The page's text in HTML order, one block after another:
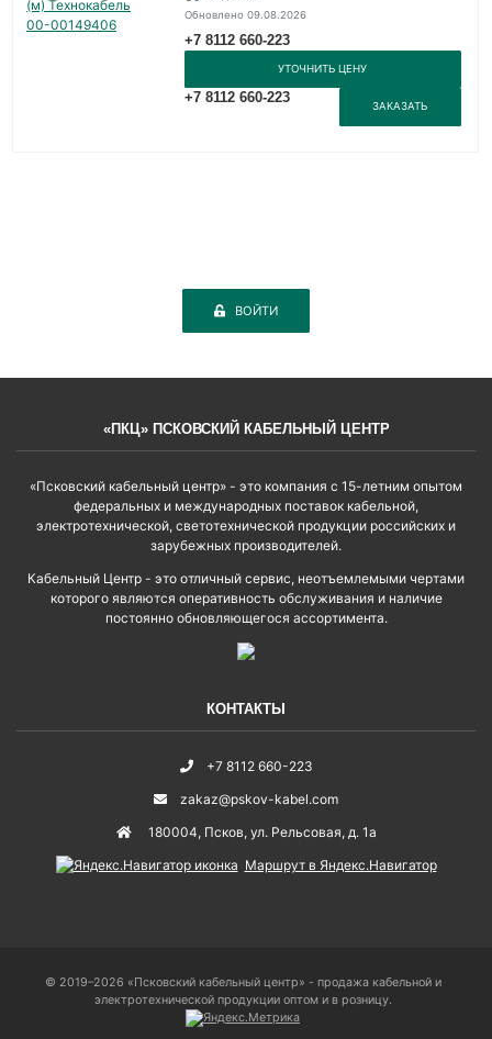
Обновлено 09.08.2026
+7 8112 660-223
УТОЧНИТЬ ЦЕНУ
+7 8112 660-223
ЗАКАЗАТЬ
ВОЙТИ
«ПКЦ» ПСКОВСКИЙ КАБЕЛЬНЫЙ ЦЕНТР
«Псковский кабельный центр» - это компания с 15-летним опытом
федеральных и международных поставок кабельной,
электротехнической, светотехнической продукции российских и
зарубежных производителей.
Кабельный Центр - это отличный сервис, неотъемлемыми чертами
которого являются оперативность обслуживания и наличие
постоянно обновляющегося ассортимента.
КОНТАКТЫ
+7 8112 660-223
zakaz@pskov-kabel.com
180004, Псков, ул. Рельсовая, д. 1а
Маршрут в Яндекс.Навигатор
© 2019–2026 «Псковский кабельный центр» - продажа кабельной и
электротехнической продукции оптом и в розницу.